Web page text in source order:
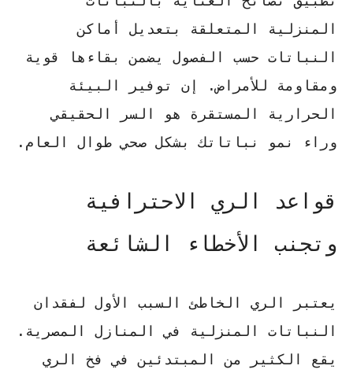
المنزلية المتعلقة بتعديل أماكن
النباتات حسب الفصول يضمن بقاءها قوية
ومقاومة للأمراض. إن توفير البيئة
الحرارية المستقرة هو السر الحقيقي
وراء نمو نباتاتك بشكل صحي طوال العام.
قواعد الري الاحترافية
وتجنب الأخطاء الشائعة
يعتبر الري الخاطئ السبب الأول لفقدان
النباتات المنزلية في المنازل المصرية.
يقع الكثير من المبتدئين في فخ الري